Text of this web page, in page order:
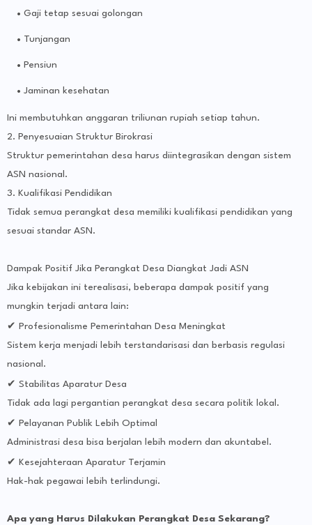
Gaji tetap sesuai golongan
Tunjangan
Pensiun
Jaminan kesehatan
Ini membutuhkan anggaran triliunan rupiah setiap tahun.
2. Penyesuaian Struktur Birokrasi
Struktur pemerintahan desa harus diintegrasikan dengan sistem
ASN nasional.
3. Kualifikasi Pendidikan
Tidak semua perangkat desa memiliki kualifikasi pendidikan yang
sesuai standar ASN.
Dampak Positif Jika Perangkat Desa Diangkat Jadi ASN
Jika kebijakan ini terealisasi, beberapa dampak positif yang
mungkin terjadi antara lain:
✔ Profesionalisme Pemerintahan Desa Meningkat
Sistem kerja menjadi lebih terstandarisasi dan berbasis regulasi
nasional.
✔ Stabilitas Aparatur Desa
Tidak ada lagi pergantian perangkat desa secara politik lokal.
✔ Pelayanan Publik Lebih Optimal
Administrasi desa bisa berjalan lebih modern dan akuntabel.
✔ Kesejahteraan Aparatur Terjamin
Hak-hak pegawai lebih terlindungi.
Apa yang Harus Dilakukan Perangkat Desa Sekarang?